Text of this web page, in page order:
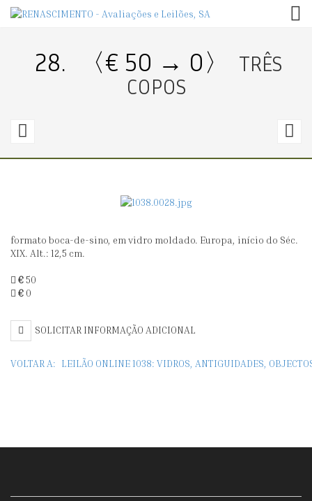
28. 〈€ 50 → 0〉
TRÊS
COPOS
〈€
COMPOTEIRA
formato boca-de-sino, em vidro moldado. Europa, início do Séc.
XIX. Alt.: 12,5 cm.
€50
€ 0
SOLICITAR INFORMAÇÃO ADICIONAL
VOLTAR A: LEILÃO ONLINE 1038: VIDROS, ANTIGUIDADES,